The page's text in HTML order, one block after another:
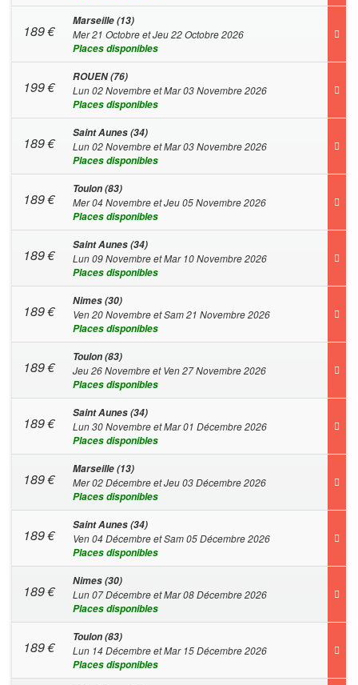
189€
Marseille (13)
Mer 21 Octobre et Jeu 22 Octobre 2026
Places disponibles
199€
ROUEN (76)
Lun 02 Novembre et Mar 03 Novembre 2026
Places disponibles
189€
Saint Aunes (34)
Lun 02 Novembre et Mar 03 Novembre 2026
Places disponibles
189€
Toulon (83)
Mer 04 Novembre et Jeu 05 Novembre 2026
Places disponibles
189€
Saint Aunes (34)
Lun 09 Novembre et Mar 10 Novembre 2026
Places disponibles
189€
Nimes (30)
Ven 20 Novembre et Sam 21 Novembre 2026
Places disponibles
189€
Toulon (83)
Jeu 26 Novembre et Ven 27 Novembre 2026
Places disponibles
189€
Saint Aunes (34)
Lun 30 Novembre et Mar 01 Décembre 2026
Places disponibles
189€
Marseille (13)
Mer 02 Décembre et Jeu 03 Décembre 2026
Places disponibles
189€
Saint Aunes (34)
Ven 04 Décembre et Sam 05 Décembre 2026
Places disponibles
189€
Nimes (30)
Lun 07 Décembre et Mar 08 Décembre 2026
Places disponibles
189€
Toulon (83)
Lun 14 Décembre et Mar 15 Décembre 2026
Places disponibles